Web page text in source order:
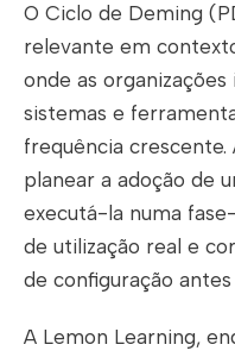
O Ciclo de Deming
relevante em
onde as
sistemas e
frequência
planear a adoção de
executá-la numa
de utilização real e
de configuração
A Lemon Learning,